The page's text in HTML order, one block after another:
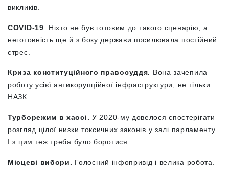
викликів.
COVID-19. Ніхто не був готовим до такого сценарію, а
неготовність ще й з боку держави посилювала постійний
стрес.
Криза конституційного правосуддя. Вона зачепила
роботу усієї антикорупційної інфраструктури, не тільки
НАЗК.
Турборежим в хаосі. У 2020-му довелося спостерігати
розгляд цілої низки токсичних законів у залі парламенту.
І з цим теж треба було боротися.
Місцеві вибори. Голосний інфопривід і велика робота.